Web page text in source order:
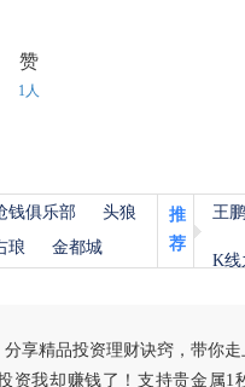
赞
1人
钱俱乐部
头狼
琅 金都城
推
荐
王鹏
K线
享精品投资理财诀窍，带你
资我却赚钱了！支持贵金属1